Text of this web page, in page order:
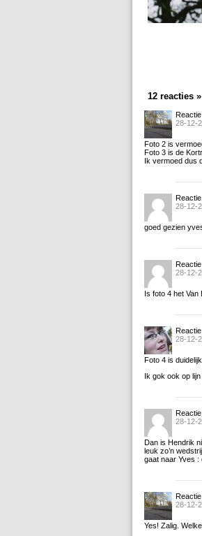
12 reacties »
28-12-
Foto 2 is
Foto 3 is de
Ik vermoed dus
28-12-
goed gezien
28-12-
Is foto 4 het Van
28-12-
Foto 4 is
Ik gok ook op lijn
28-12-
Dan is Hendrik
leuk zo’n
gaat naar Yves :
28-12-
Yes! Zalig.